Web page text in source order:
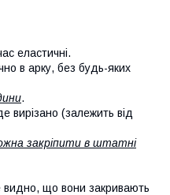
еластичні.
в арку, без будь-яких
.
вирізано (залежить від
закріпити в штатні
видно, що вони закривають